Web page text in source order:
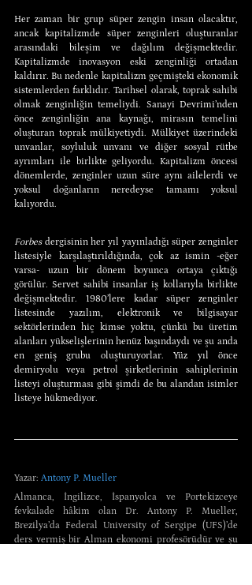
Her zaman bir grup süper zengin insan olacaktır,
ancak kapitalizmde süper zenginleri oluşturanlar
arasındaki bileşim ve dağılım değişmektedir.
Kapitalizmde inovasyon eski zenginliği ortadan
kaldırır. Bu nedenle kapitalizm geçmişteki ekonomik
sistemlerden farklıdır. Tarihsel olarak, toprak sahibi
olmak zenginliğin temeliydi. Sanayi Devrimi’nden
önce zenginliğin ana kaynağı, mirasın temelini
oluşturan toprak mülkiyetiydi. Mülkiyet üzerindeki
unvanlar, soyluluk unvanı ve diğer sosyal rütbe
ayrımları ile birlikte geliyordu. Kapitalizm öncesi
dönemlerde, zenginler uzun süre aynı ailelerdi ve
yoksul doğanların neredeyse tamamı yoksul
kalıyordu.
Forbes dergisinin her yıl yayınladığı süper zenginler
listesiyle karşılaştırıldığında, çok az ismin -eğer
varsa- uzun bir dönem boyunca ortaya çıktığı
görülür. Servet sahibi insanlar iş kollarıyla birlikte
değişmektedir. 1980’lere kadar süper zenginler
listesinde yazılım, elektronik ve bilgisayar
sektörlerinden hiç kimse yoktu, çünkü bu üretim
alanları yükselişlerinin henüz başındaydı ve şu anda
en geniş grubu oluşturuyorlar. Yüz yıl önce
demiryolu veya petrol şirketlerinin sahiplerinin
listeyi oluşturması gibi şimdi de bu alandan isimler
listeye hükmediyor.
Yazar: Antony P. Mueller
Almanca, İngilizce, İspanyolca ve Portekizceye
fevkalade hâkim olan Dr. Antony P. Mueller,
Brezilya’da Federal University of Sergipe (UFS)’de
ders vermiş bir Alman ekonomi profesörüdür ve şu